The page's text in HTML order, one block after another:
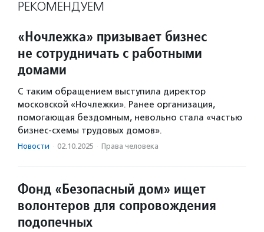
РЕКОМЕНДУЕМ
«Ночлежка» призывает бизнес
не сотрудничать с работными
домами
С таким обращением выступила директор
московской «Ночлежки». Ранее организация,
помогающая бездомным, невольно стала «частью
бизнес-схемы трудовых домов».
Новости · 02.10.2025 · Права человека
Фонд «Безопасный дом» ищет
волонтеров для сопровождения
подопечных